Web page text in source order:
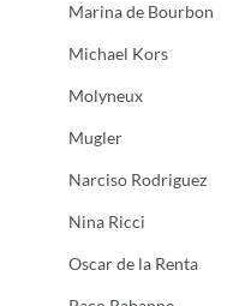
Marina de Bourbon
Michael Kors
Molyneux
Mugler
Narciso Rodriguez
Nina Ricci
Oscar de la Renta